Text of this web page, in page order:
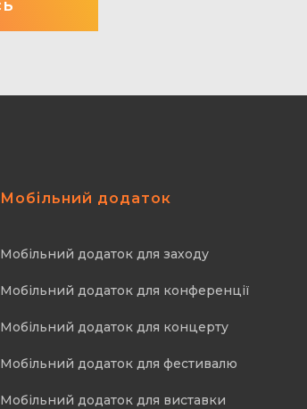
Мобільний додаток
Мобільний додаток для заходу
Мобільний додаток для конференції
Мобільний додаток для концерту
Мобільний додаток для фестивалю
Мобільний додаток для виставки